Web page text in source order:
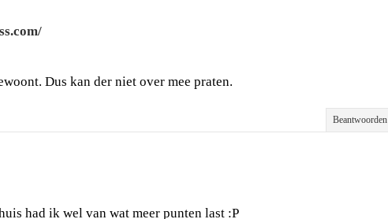
Dus kan der niet over mee praten.
Beantwoorden
had ik wel van wat meer punten last :P